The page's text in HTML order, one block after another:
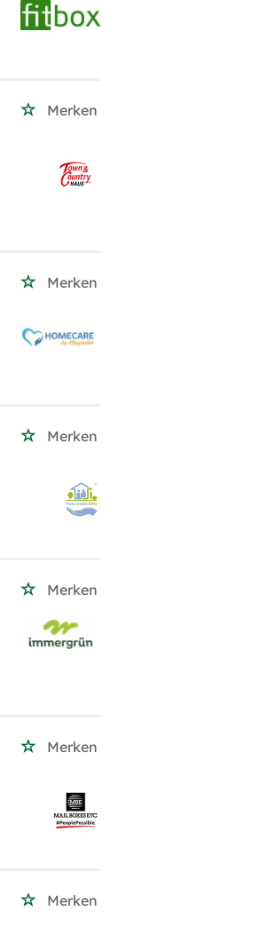
Merken
Merken
Merken
Merken
Merken
Merken